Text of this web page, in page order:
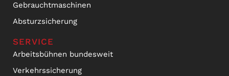
Gebrauchtmaschinen
Absturzsicherung
SERVICE
Arbeitsbühnen bundesweit
Verkehrssicherung